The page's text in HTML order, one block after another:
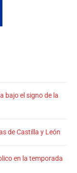
bajo el signo de la
de Castilla y León
en la temporada